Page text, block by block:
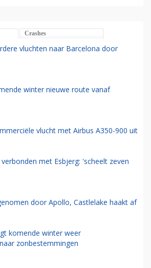
Crashes
vluchten naar Barcelona door
winter nieuwe route vanaf
vlucht met Airbus A350-900 uit
met Esbjerg: 'scheelt zeven
door Apollo, Castlelake haakt af
komende winter weer
zonbestemmingen